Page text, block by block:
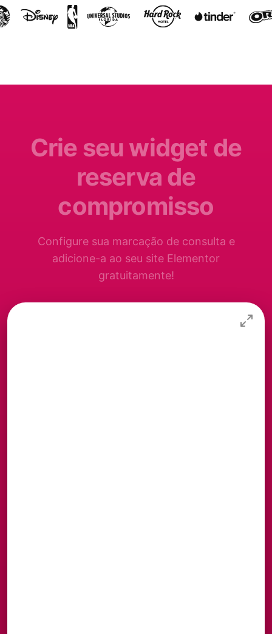
Crie seu widget de
reserva de
compromisso
Configure sua marcação de consulta e
adicione-a ao seu site Elementor
gratuitamente!